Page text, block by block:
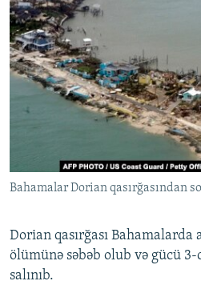
ARAŞDIRMA
MULTIMEDIA
VIDEO
FOTOQALEREYA
KARIKATURA
RADIO ARXIV
AZƏRBAYCAN ƏDƏBIYYATI KITABXANASI
İSLAM VƏ DEMOKRATIYA
HAQQIMIZDA
PEŞƏ ETIKASI VƏ JURNALISTIKA
AZADLIQRADIOSU MOBIL
BIZIMLƏ ƏLAQƏ
RFE/RL-in bütün saytları
Bahamalar Dorian qasırğasından
Dorian qasırğası Bahamalarda
ölümünə səbəb olub və gücü
salınıb.